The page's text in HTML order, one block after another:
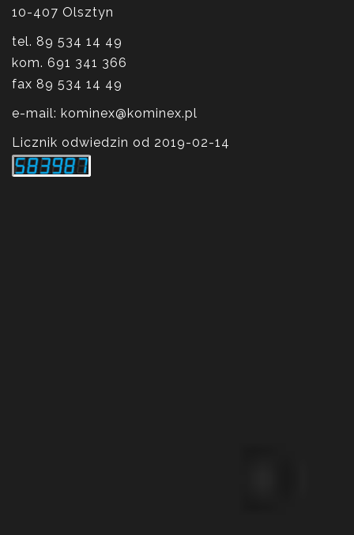
10-407 Olsztyn
tel. 89 534 14 49
kom. 691 341 366
fax 89 534 14 49
e-mail: kominex@kominex.pl
Licznik odwiedzin od 2019-02-14